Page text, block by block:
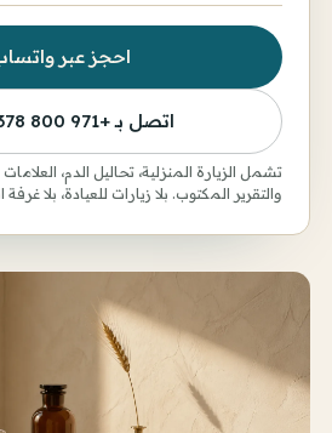
احجز عبر
اتصل بـ+971 800 2378 362
تشمل الزيارة المنزلية، تحاليل الدم،
والتقرير المكتوب. بلا زيارات للعيادة، بلا غرفة